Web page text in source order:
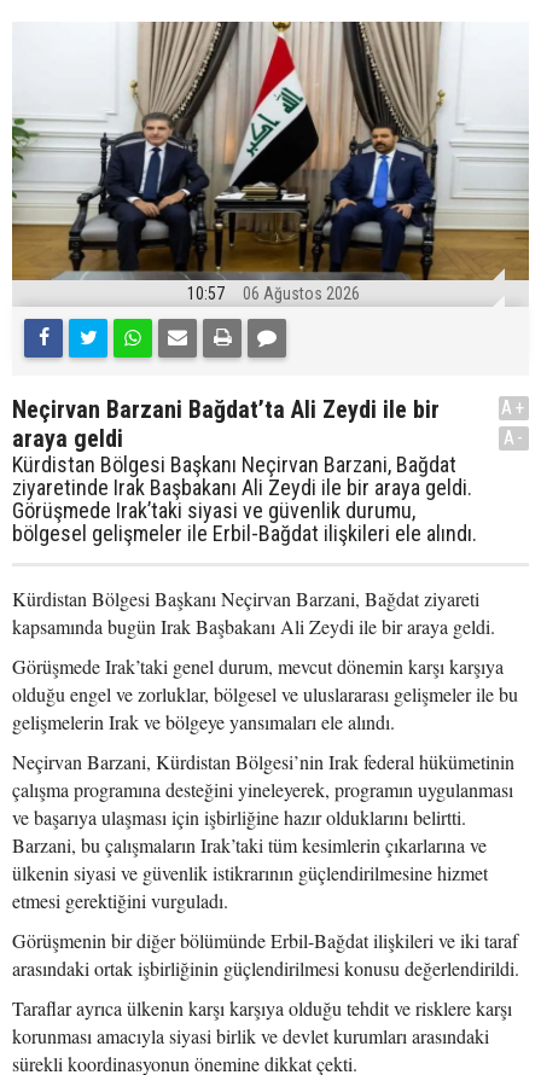
10:57 06 Ağustos 2026
Neçirvan Barzani Bağdat’ta Ali Zeydi ile bir
araya geldi
Kürdistan Bölgesi Başkanı Neçirvan Barzani, Bağdat
ziyaretinde Irak Başbakanı Ali Zeydi ile bir araya geldi.
Görüşmede Irak’taki siyasi ve güvenlik durumu,
bölgesel gelişmeler ile Erbil-Bağdat ilişkileri ele alındı.
A+
A-
Kürdistan Bölgesi Başkanı Neçirvan Barzani, Bağdat ziyareti
kapsamında bugün Irak Başbakanı Ali Zeydi ile bir araya geldi.
Görüşmede Irak’taki genel durum, mevcut dönemin karşı karşıya
olduğu engel ve zorluklar, bölgesel ve uluslararası gelişmeler ile bu
gelişmelerin Irak ve bölgeye yansımaları ele alındı.
Neçirvan Barzani, Kürdistan Bölgesi’nin Irak federal hükümetinin
çalışma programına desteğini yineleyerek, programın uygulanması
ve başarıya ulaşması için işbirliğine hazır olduklarını belirtti.
Barzani, bu çalışmaların Irak’taki tüm kesimlerin çıkarlarına ve
ülkenin siyasi ve güvenlik istikrarının güçlendirilmesine hizmet
etmesi gerektiğini vurguladı.
Görüşmenin bir diğer bölümünde Erbil-Bağdat ilişkileri ve iki taraf
arasındaki ortak işbirliğinin güçlendirilmesi konusu değerlendirildi.
Taraflar ayrıca ülkenin karşı karşıya olduğu tehdit ve risklere karşı
korunması amacıyla siyasi birlik ve devlet kurumları arasındaki
sürekli koordinasyonun önemine dikkat çekti.